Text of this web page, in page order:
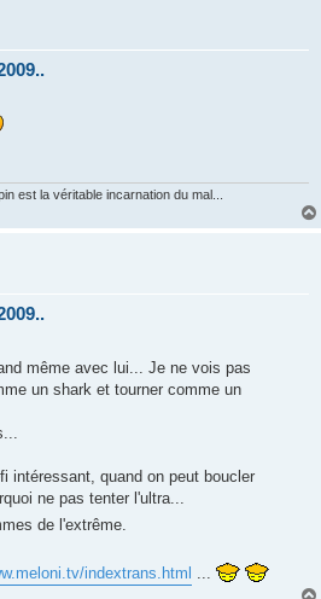
est la véritable incarnation du mal...
même avec lui... Je ne vois pas
un shark et tourner comme un
intéressant, quand on peut boucler
ne pas tenter l'ultra...
de l'extrême.
indextrans.html ...